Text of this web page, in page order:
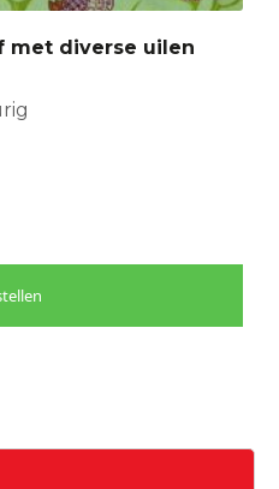
met diverse uilen